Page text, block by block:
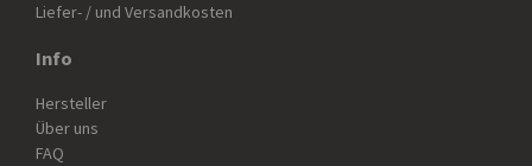
Liefer- / und Versandkosten
Info
Hersteller
Über uns
FAQ